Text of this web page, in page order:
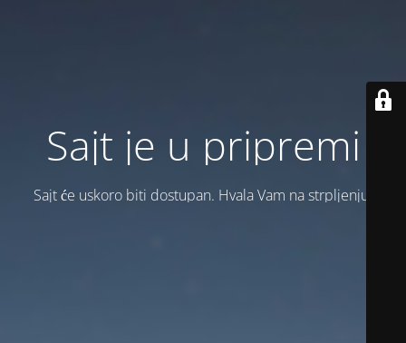
Sajt je u pripremi
Sajt će uskoro biti dostupan. Hvala Vam na strpljenju!